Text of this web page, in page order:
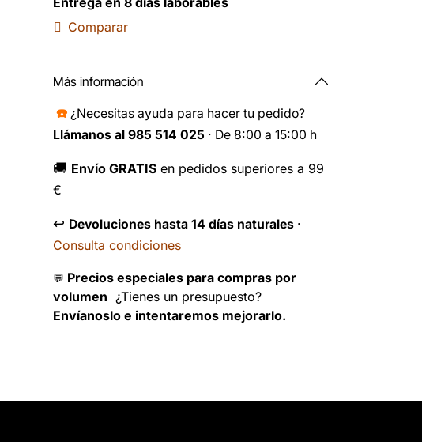
Comparar
Más información
☎️ ¿Necesitas ayuda para hacer tu pedido?
Llámanos al 985 514 025 · De 8:00 a 15:00 h
🚚 Envío GRATIS en pedidos superiores a 99
€
↩️ Devoluciones hasta 14 días naturales ·
Consulta condiciones
💬 Precios especiales para compras por
volumen ¿Tienes un presupuesto?
Envíanoslo e intentaremos mejorarlo.